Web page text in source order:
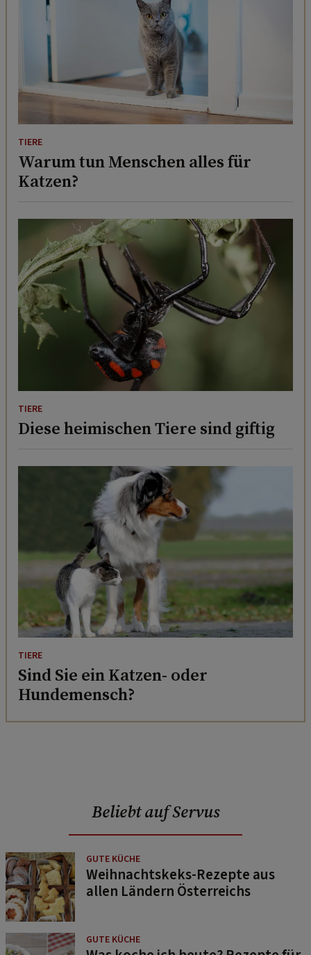
TIERE
Warum tun Menschen alles für
Katzen?
TIERE
Diese heimischen Tiere sind giftig
TIERE
Sind Sie ein Katzen- oder
Hundemensch?
Beliebt auf Servus
GUTE KÜCHE
Weihnachtskeks-Rezepte aus
allen Ländern Österreichs
GUTE KÜCHE